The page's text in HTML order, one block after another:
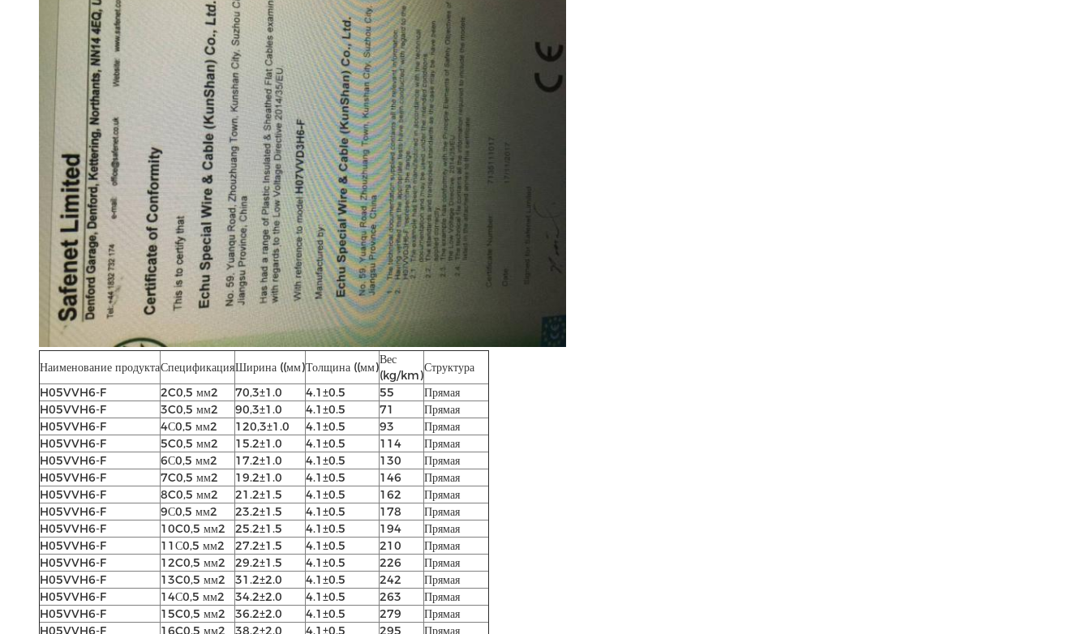
Наименование продуктаСпецификацияШирина ((мм)Толщина ((мм)
Вес
(kg/km)
Структура
H05VVH6-F
2C0,5 мм2 70,3±1.0 4.1±0.5 55
Прямая
H05VVH6-F
3C0,5 мм2 90,3±1.0 4.1±0.5 71
Прямая
H05VVH6-F
4С0,5 мм2 120,3±1.0 4.1±0.5 93
Прямая
H05VVH6-F
5C0,5 мм2 15.2±1.0 4.1±0.5 114
Прямая
H05VVH6-F
6С0,5 мм2 17.2±1.0 4.1±0.5 130
Прямая
H05VVH6-F
7C0,5 мм2 19.2±1.0 4.1±0.5 146
Прямая
H05VVH6-F
8C0,5 мм2 21.2±1.5 4.1±0.5 162
Прямая
H05VVH6-F
9С0,5 мм2 23.2±1.5 4.1±0.5 178
Прямая
H05VVH6-F
10C0,5 мм2 25.2±1.5 4.1±0.5 194
Прямая
H05VVH6-F
11С0,5 мм2 27.2±1.5 4.1±0.5 210
Прямая
H05VVH6-F
12C0,5 мм2 29.2±1.5 4.1±0.5 226
Прямая
H05VVH6-F
13C0,5 мм2 31.2±2.0 4.1±0.5 242
Прямая
H05VVH6-F
14С0,5 мм2 34.2±2.0 4.1±0.5 263
Прямая
H05VVH6-F
15C0,5 мм2 36.2±2.0 4.1±0.5 279
Прямая
H05VVH6-F
16C0,5 мм2 38.2±2.0 4.1±0.5 295
Прямая